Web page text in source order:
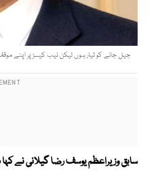
جیل جانے کو تیار ہوں لیکن نیب کیسز پر اپنے
سابق وزیراعظم یوسف رضا گیلانی نے